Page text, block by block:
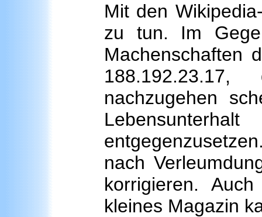
Mit den
zu tun. Im
Machenschaften
nachzugehen
nach
korrigieren.
kleines Magazin